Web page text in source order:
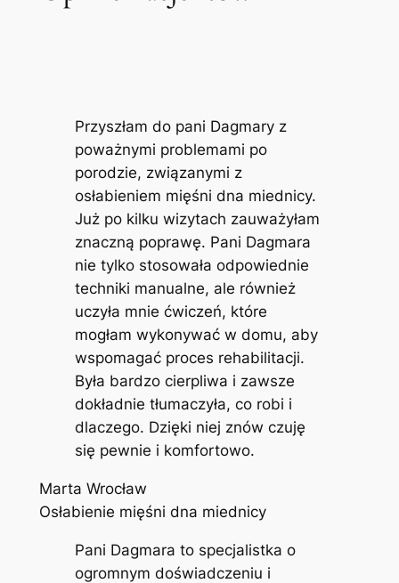
Przyszłam do pani Dagmary z
poważnymi problemami po
porodzie, związanymi z
osłabieniem mięśni dna miednicy.
Już po kilku wizytach zauważyłam
znaczną poprawę. Pani Dagmara
nie tylko stosowała odpowiednie
techniki manualne, ale również
uczyła mnie ćwiczeń, które
mogłam wykonywać w domu, aby
wspomagać proces rehabilitacji.
Była bardzo cierpliwa i zawsze
dokładnie tłumaczyła, co robi i
dlaczego. Dzięki niej znów czuję
się pewnie i komfortowo.
Marta Wrocław
Osłabienie mięśni dna miednicy
Pani Dagmara to specjalistka o
ogromnym doświadczeniu i